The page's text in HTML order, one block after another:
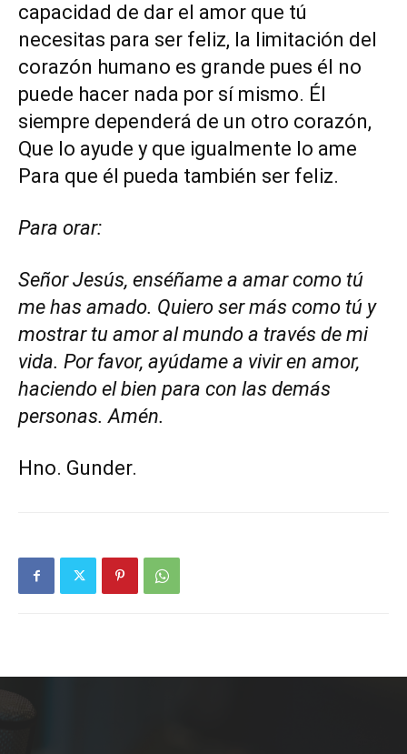
capacidad de dar el amor que tú
necesitas para ser feliz, la limitación del
corazón humano es grande pues él no
puede hacer nada por sí mismo. Él
siempre dependerá de un otro corazón,
Que lo ayude y que igualmente lo ame
Para que él pueda también ser feliz.
Para orar:
Señor Jesús, enséñame a amar como tú
me has amado. Quiero ser más como tú y
mostrar tu amor al mundo a través de mi
vida. Por favor, ayúdame a vivir en amor,
haciendo el bien para con las demás
personas. Amén.
Hno. Gunder.